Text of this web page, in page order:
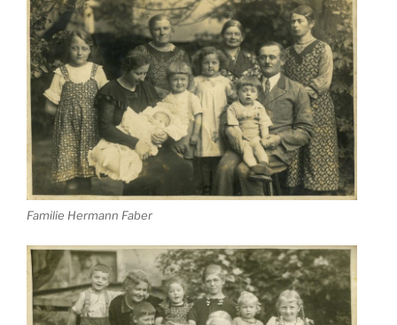
Familie Hermann Faber